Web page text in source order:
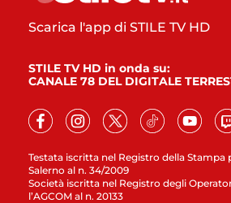
Testata iscritta nel Registro della Stampa
Salerno al n. 34/2009
Società iscritta nel Registro degli
l’AGCOM al n. 20133
Scarica l'app di STILE TV HD
STILE TV HD in onda su:
CANALE 78 DEL DIGITALE